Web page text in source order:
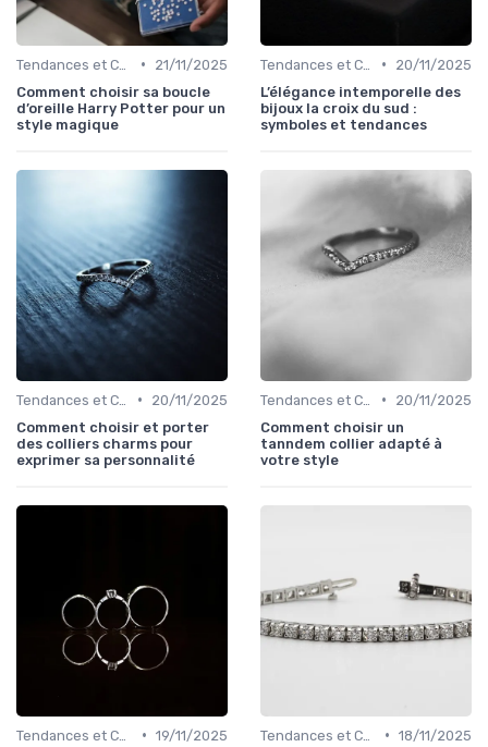
•
21/11/2025
Comment choisir sa boucle
d’oreille Harry Potter pour un
style magique
•
20/11/2025
L’élégance intemporelle des
bijoux la croix du sud :
symboles et tendances
•
20/11/2025
Comment choisir et porter
des colliers charms pour
exprimer sa personnalité
•
20/11/2025
Comment choisir un
tanndem collier adapté à
votre style
• 19/11/2025
• 18/11/2025